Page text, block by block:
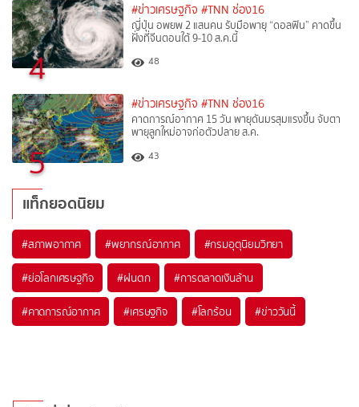
4
#ข่าวเศรษฐกิจ #TNN ช่อง16
ญี่ปุ่น อพยพ 2 แสนคน รับมือพายุ “ดอลฟิน” คาดขึ้น
ฝั่งที่จีนตอนใต้ 9-10 ส.ค.นี้
48
5
#ข่าวเศรษฐกิจ #TNN ช่อง16
คาดการณ์อากาศ 15 วัน พายุดันมรสุมแรงขึ้น จับตา
พายุลูกใหม่อาจก่อตัวปลาย ส.ค.
43
แท็กยอดนิยม
#สภาพอากาศ #พยากรณ์อากาศ #กรมอุตุนิยมวิทยา
#ย่อโลกเศรษฐกิจ #ฝนตก #การตลาดเงินล้าน
#คาดการณ์อากาศ #เศรษฐกิจ #โลกร้อน #ข่าววันนี้